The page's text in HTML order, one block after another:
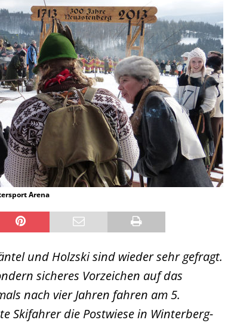
Arena
und Holzski sind wieder sehr gefragt.
sicheres Vorzeichen auf das
nach vier Jahren fahren am 5.
Skifahrer die Postwiese in Winterberg-
Rheinkirmes Düsseldorf 2022
Auch im Jahr 2026 immer noch mal einen Blick
Wert, die Rheinkirmes aus dem Jahr 2022. Am
Sonntag Nachmittag waren wir bei herrlichem
Sommerw...
Zur Bildgalerie
-
"Crazy